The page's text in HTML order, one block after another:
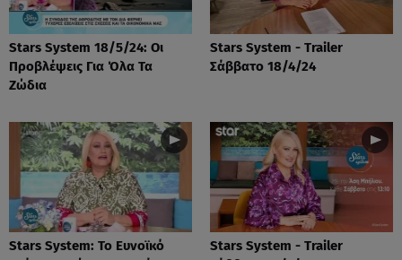
Stars System 18/5/24: Οι
Προβλέψεις Για Όλα Τα
Ζώδια
Stars System - Trailer
Σάββατο 18/4/24
Stars System: Το Ευνοϊκό
Stars System - Trailer